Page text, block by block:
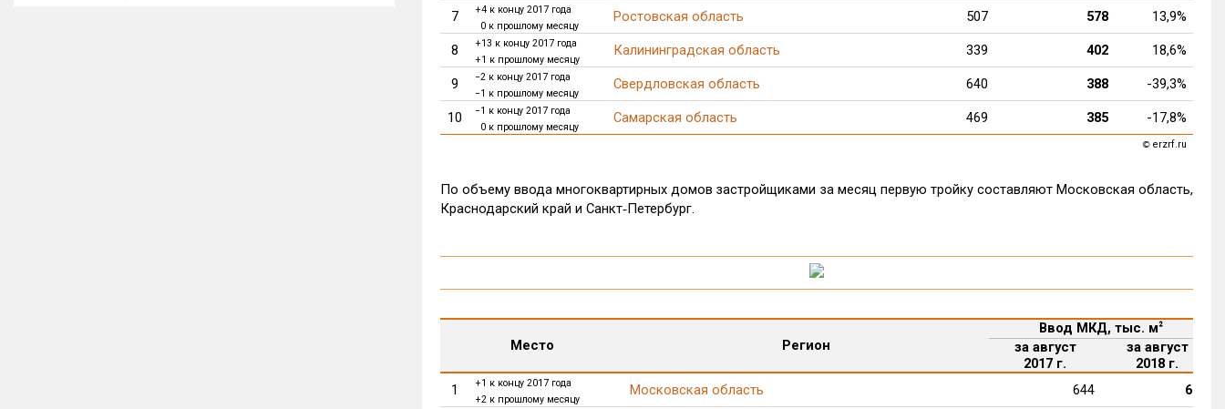
7
+4 к концу 2017 года
0 к прошлому месяцу
Ростовская область 507 578 13,9%
8
+13 к концу 2017 года
+1 к прошлому месяцу
Калининградская область 339 402 18,6%
9
−2 к концу 2017 года
−1 к прошлому месяцу
Свердловская область 640 388 -39,3%
10
−1 к концу 2017 года
0 к прошлому месяцу
Самарская область 469 385 -17,8%
©erzrf.ru
По объему ввода многоквартирных домов застройщиками за месяц первую тройку составляют Московская область,
Краснодарский край и Санкт‑Петербург.
Место Регион
Ввод МКД, тыс. м²
за август
2017 г.
за август
2018 г.
1
+1 к концу 2017 года
+2 к прошлому месяцу
Московская область 644 628